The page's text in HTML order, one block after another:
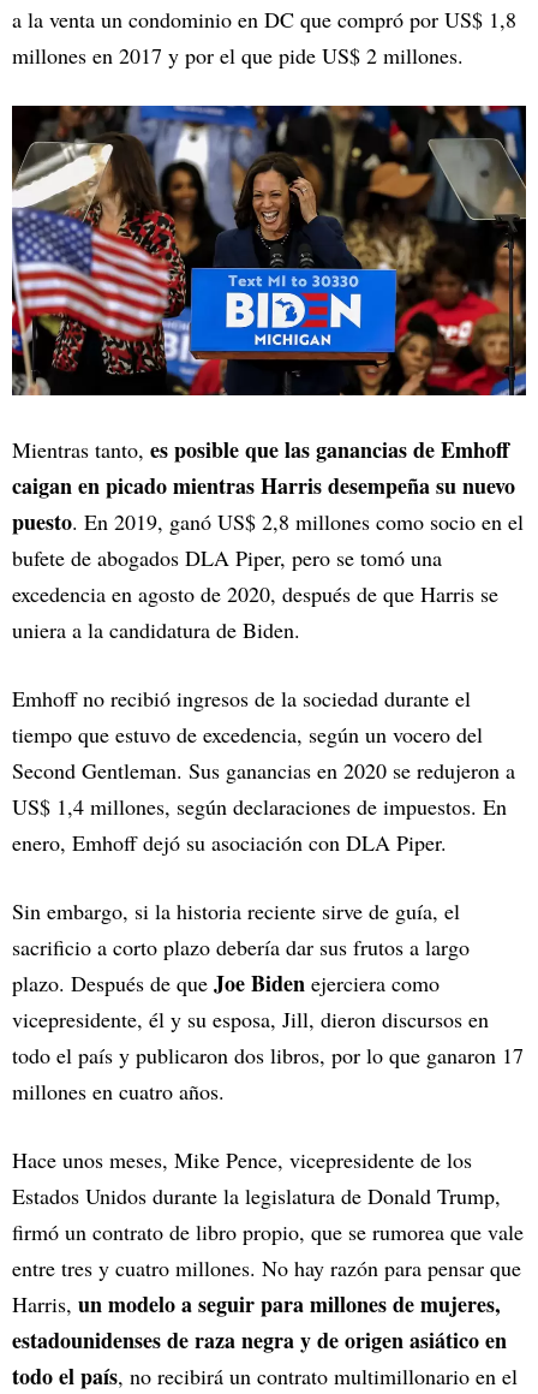
a la venta un condominio en DC que compró por US$ 1,8
millones en 2017 y por el que pide US$ 2 millones.
Mientras tanto, es posible que las ganancias de Emhoff
caigan en picado mientras Harris desempeña su nuevo
puesto. En 2019, ganó US$ 2,8 millones como socio en el
bufete de abogados DLA Piper, pero se tomó una
excedencia en agosto de 2020, después de que Harris se
uniera a la candidatura de Biden.
Emhoff no recibió ingresos de la sociedad durante el
tiempo que estuvo de excedencia, según un vocero del
Second Gentleman. Sus ganancias en 2020 se redujeron a
US$ 1,4 millones, según declaraciones de impuestos. En
enero, Emhoff dejó su asociación con DLA Piper.
Sin embargo, si la historia reciente sirve de guía, el
sacrificio a corto plazo debería dar sus frutos a largo
plazo. Después de que Joe Biden ejerciera como
vicepresidente, él y su esposa, Jill, dieron discursos en
todo el país y publicaron dos libros, por lo que ganaron 17
millones en cuatro años.
Hace unos meses, Mike Pence, vicepresidente de los
Estados Unidos durante la legislatura de Donald Trump,
firmó un contrato de libro propio, que se rumorea que vale
entre tres y cuatro millones. No hay razón para pensar que
Harris, un modelo a seguir para millones de mujeres,
estadounidenses de raza negra y de origen asiático en
todo el país, no recibirá un contrato multimillonario en el